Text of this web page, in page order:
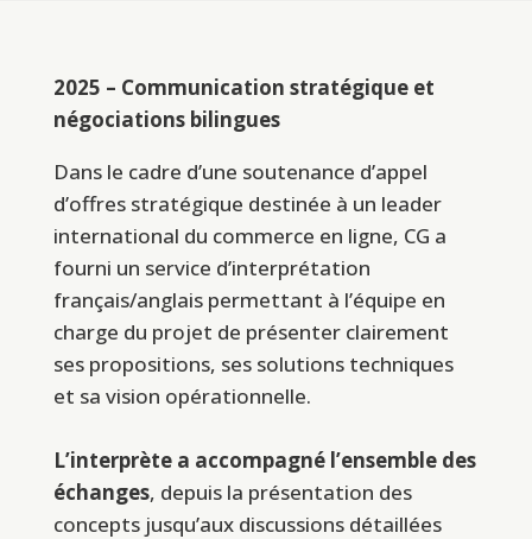
2025 – Communication stratégique et
négociations bilingues
Dans le cadre d’une soutenance d’appel
d’offres stratégique destinée à un leader
international du commerce en ligne, CG a
fourni un service d’interprétation
français/anglais permettant à l’équipe en
charge du projet de présenter clairement
ses propositions, ses solutions techniques
et sa vision opérationnelle.
L’interprète a accompagné l’ensemble des
échanges, depuis la présentation des
concepts jusqu’aux discussions détaillées